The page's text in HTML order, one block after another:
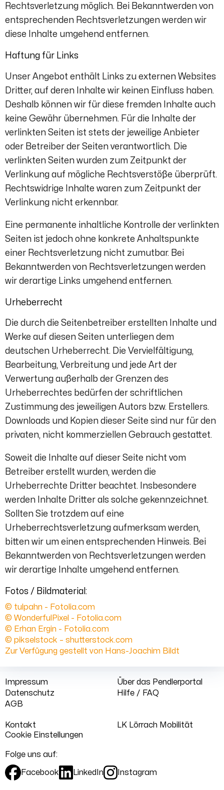
Rechtsverletzung möglich. Bei Bekanntwerden von
entsprechenden Rechtsverletzungen werden wir
diese Inhalte umgehend entfernen.
Haftung für Links
Unser Angebot enthält Links zu externen Websites
Dritter, auf deren Inhalte wir keinen Einfluss haben.
Deshalb können wir für diese fremden Inhalte auch
keine Gewähr übernehmen. Für die Inhalte der
verlinkten Seiten ist stets der jeweilige Anbieter
oder Betreiber der Seiten verantwortlich. Die
verlinkten Seiten wurden zum Zeitpunkt der
Verlinkung auf mögliche Rechtsverstöße überprüft.
Rechtswidrige Inhalte waren zum Zeitpunkt der
Verlinkung nicht erkennbar.
Eine permanente inhaltliche Kontrolle der verlinkten
Seiten ist jedoch ohne konkrete Anhaltspunkte
einer Rechtsverletzung nicht zumutbar. Bei
Bekanntwerden von Rechtsverletzungen werden
wir derartige Links umgehend entfernen.
Urheberrecht
Die durch die Seitenbetreiber erstellten Inhalte und
Werke auf diesen Seiten unterliegen dem
deutschen Urheberrecht. Die Vervielfältigung,
Bearbeitung, Verbreitung und jede Art der
Verwertung außerhalb der Grenzen des
Urheberrechtes bedürfen der schriftlichen
Zustimmung des jeweiligen Autors bzw. Erstellers.
Downloads und Kopien dieser Seite sind nur für den
privaten, nicht kommerziellen Gebrauch gestattet.
Soweit die Inhalte auf dieser Seite nicht vom
Betreiber erstellt wurden, werden die
Urheberrechte Dritter beachtet. Insbesondere
werden Inhalte Dritter als solche gekennzeichnet.
Sollten Sie trotzdem auf eine
Urheberrechtsverletzung aufmerksam werden,
bitten wir um einen entsprechenden Hinweis. Bei
Bekanntwerden von Rechtsverletzungen werden
wir derartige Inhalte umgehend entfernen.
Fotos / Bildmaterial:
© tulpahn - Fotolia.com
© WonderfulPixel - Fotolia.com
© Erhan Ergin - Fotolia.com
© pikselstock – shutterstock.com
Zur Verfügung gestellt von Hans-Joachim Bildt
Impressum
Datenschutz
AGB
Über das Pendlerportal
Hilfe / FAQ
Kontakt
Cookie Einstellungen
LK Lörrach Mobilität
Folge uns auf:
Facebook LinkedIn Instagram